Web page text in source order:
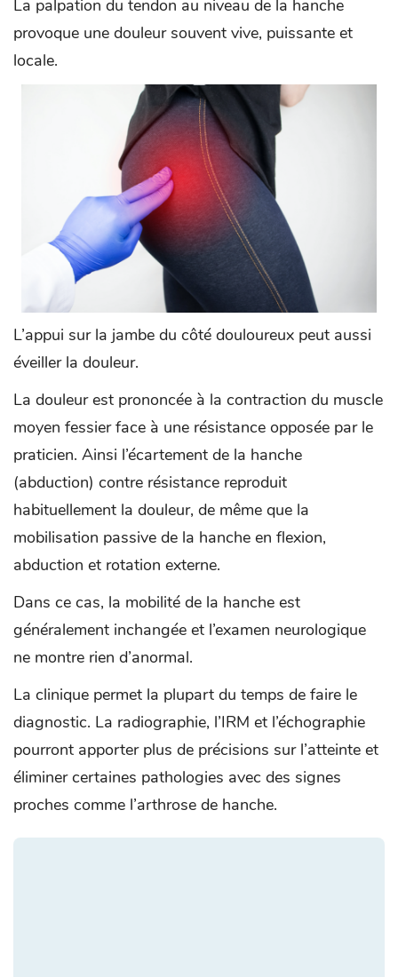
La palpation du tendon au niveau de la hanche
provoque une douleur souvent vive, puissante et
locale.
L’appui sur la jambe du côté douloureux peut aussi
éveiller la douleur.
La douleur est prononcée à la contraction du muscle
moyen fessier face à une résistance opposée par le
praticien. Ainsi l’écartement de la hanche
(abduction) contre résistance reproduit
habituellement la douleur, de même que la
mobilisation passive de la hanche en flexion,
abduction et rotation externe.
Dans ce cas, la mobilité de la hanche est
généralement inchangée et l’examen neurologique
ne montre rien d’anormal.
La clinique permet la plupart du temps de faire le
diagnostic. La radiographie, l’IRM et l’échographie
pourront apporter plus de précisions sur l’atteinte et
éliminer certaines pathologies avec des signes
proches comme l’arthrose de hanche.